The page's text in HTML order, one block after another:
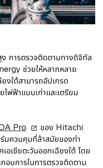
การตรวจติดตามทางดิจิทัล
ช่วยให้หลากหลาย
ยงใต้สามารถอัปเกรด
ไฟฟ้าแบบเก่าและเตรียม
Pro
p
e
n
ของ Hitachi
มควบคุมที่ล้าสมัยของท่า
เชียตะวันออกเฉียงใต้ โดย
อบการในการตรวจติดตาม